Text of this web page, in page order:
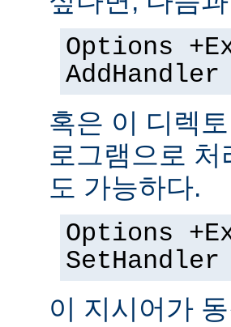
Options
혹은 이 디렉
로그램으로
도 가능하다.
Options
이 지시어가